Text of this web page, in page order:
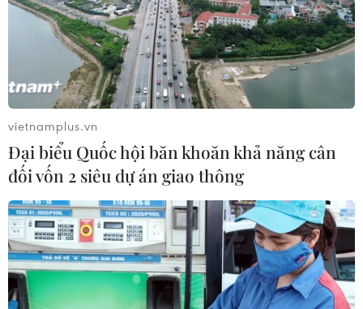
#Donald Trump #Moon Jae-in
#Kim Jong-un
#Bình Nhưỡng
#Phi hạt nhân hóa
Triều Tiên
Theo dõi VietnamPlus
vietnamplus.vn
Đại biểu Quốc hội băn khoăn khả năng cân
đối vốn 2 siêu dự án giao thông